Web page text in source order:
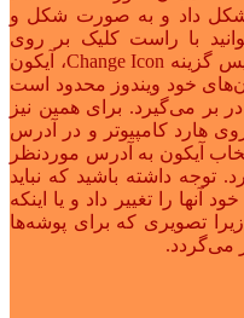
شکل داد و به صورت شکل و
با راست کلیک بر روی
پوشه‌ها و انتخاب تب Customize و سپس گزینه Change Icon، آیکون
خود ویندوز محدود است
بر می‌گیرد. برای همین نیز
هارد کامپیوتر و در آدرس
آیکون به آدرس موردنظر
توجه داشته باشید که نباید
آنها را تغییر داد و یا اینکه
تصویری که برای پوشه‌ها
می‌گردد.